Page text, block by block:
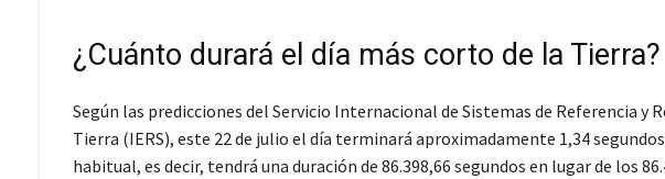
¿Cuánto durará el día más corto de la Tierra?
Según las predicciones del Servicio Internacional de Sistemas de Referencia y
Tierra (IERS), este 22 de julio el día terminará aproximadamente 1,34
habitual, es decir, tendrá una duración de 86.398,66 segundos en lugar de los